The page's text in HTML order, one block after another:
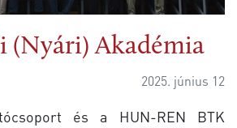
(Nyári) Akadémia
2025. június 12
és a HUN-REN BTK